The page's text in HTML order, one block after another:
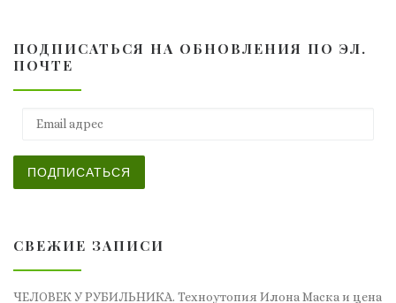
ПОДПИСАТЬСЯ НА ОБНОВЛЕНИЯ ПО ЭЛ.
ПОЧТЕ
ПОДПИСАТЬСЯ
СВЕЖИЕ ЗАПИСИ
ЧЕЛОВЕК У РУБИЛЬНИКА. Техноутопия Илона Маска и цена